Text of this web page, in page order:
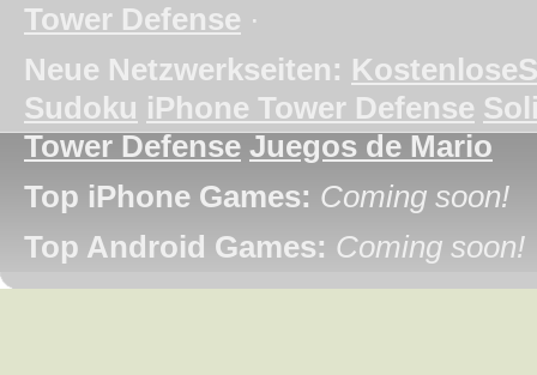
Tower Defense ·
Neue Netzwerkseiten:
Sudoku iPhone Tower Defense
Tower Defense Juegos de Mario
Top iPhone Games: Coming soon!
Top Android Games: Coming soon!